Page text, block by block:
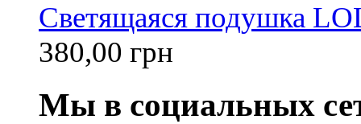
Светящаяся подушка
380,00 грн
Мы в социальных